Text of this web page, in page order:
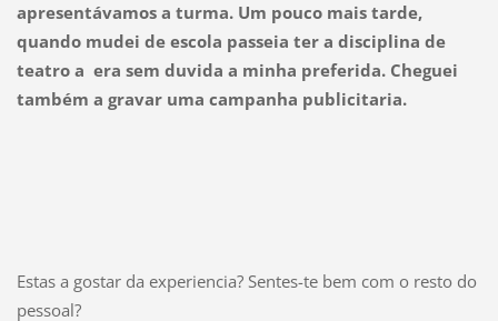
apresentávamos a turma. Um pouco mais tarde,
quando mudei de escola passeia ter a disciplina de
teatro a era sem duvida a minha preferida. Cheguei
também a gravar uma campanha publicitaria.
Estas a gostar da experiencia? Sentes-te bem com o resto do
pessoal?